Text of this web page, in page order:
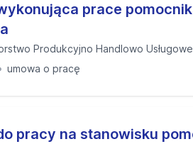
prace
Produkcyjno Handlowo Usługowe
umowa o pracę
pracy na stanowisku